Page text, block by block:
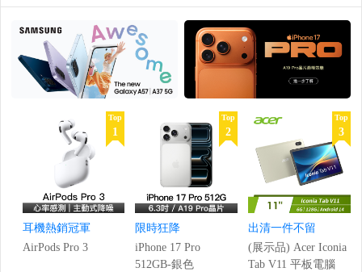
Top
1
耳機熱銷冠軍
AirPods Pro 3
Top
2
限時狂降
iPhone 17 Pro
512GB-銀色
Top
3
出清一件不留
(展示品) Acer Iconia
Tab V11 平板電腦